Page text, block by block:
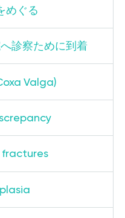
めぐる
診察ために到着
Valga)